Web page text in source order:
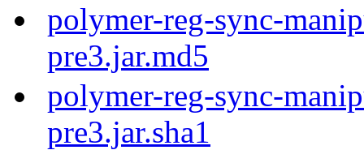
polymer-reg-sync-
pre3.jar.md5
polymer-reg-sync-
pre3.jar.sha1